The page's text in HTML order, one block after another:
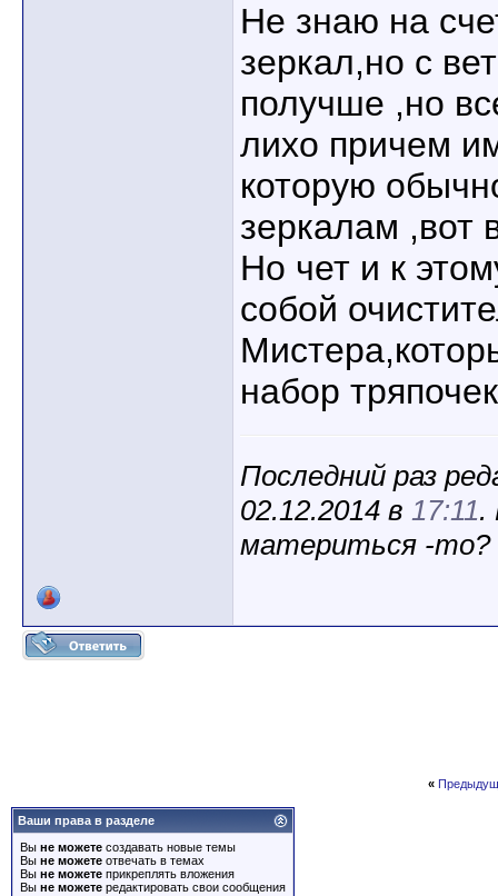
Не знаю на
зеркал,но с
получше ,но
лихо причем
которую
зеркалам ,вот
Но чет и к
собой
набор
Последний раз
02.12.2014 в 17:11.
материться -то?
«
Ваши права в разделе
Вы не можете создавать новые темы
Вы не можете отвечать в темах
Вы не можете прикреплять вложения
Вы не можете редактировать свои сообщения